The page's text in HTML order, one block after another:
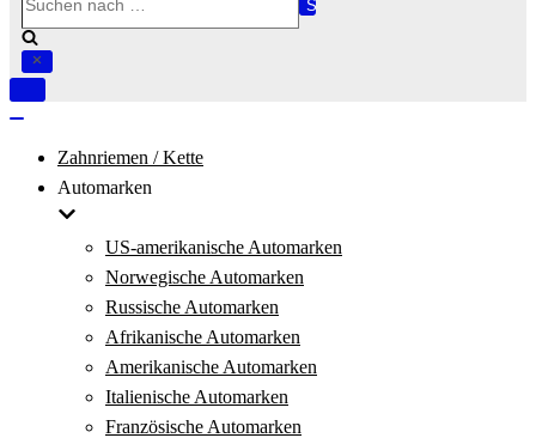
nach …
Navigation
Zahnriemen / Kette
Automarken
US-amerikanische Automarken
Norwegische Automarken
Russische Automarken
Afrikanische Automarken
Amerikanische Automarken
Italienische Automarken
Französische Automarken